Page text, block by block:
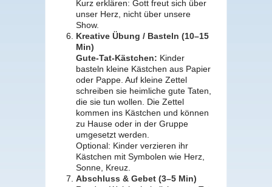
Kurz erklären: Gott freut sich über
unser Herz, nicht über unsere
Show.
Kreative Übung / Basteln (10–15
Min)
Gute-Tat-Kästchen: Kinder
basteln kleine Kästchen aus Papier
oder Pappe. Auf kleine Zettel
schreiben sie heimliche gute Taten,
die sie tun wollen. Die Zettel
kommen ins Kästchen und können
zu Hause oder in der Gruppe
umgesetzt werden.
Optional: Kinder verzieren ihr
Kästchen mit Symbolen wie Herz,
Sonne, Kreuz.
Abschluss & Gebet (3–5 Min)